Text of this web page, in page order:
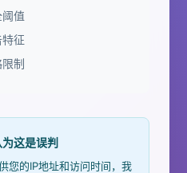
值
征
制
这是误判
您的IP地址和访问时间，我